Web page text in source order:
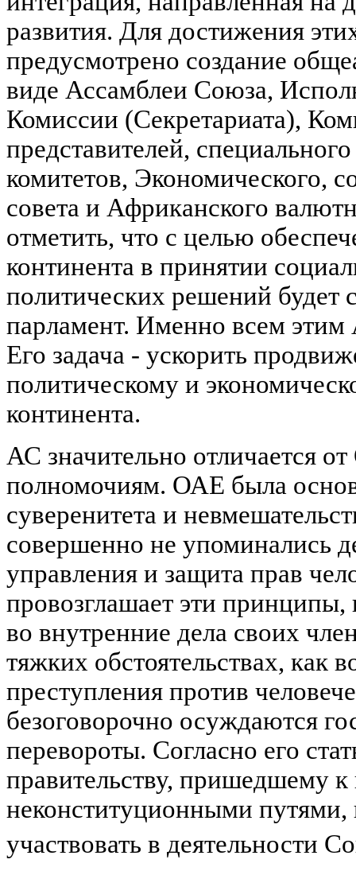
развития. Для достижения
предусмотрено создание
виде Ассамблеи Союза,
Комиссии (Секретариата),
представителей,
комитетов, Экономического,
совета и Африканского
отметить, что с целью
континента в принятии
политических решений будет
парламент. Именно всем
Его задача - ускорить
политическому и
континента.
АС значительно отличается
полномочиям. ОАЕ была
суверенитета и
совершенно не упоминались
управления и защита прав
провозглашает эти
во внутренние дела своих
тяжких обстоятельствах, как
преступления против
безоговорочно осуждаются
перевороты. Согласно его
правительству, пришедшему к
неконституционными путями,
участвовать в деятельности